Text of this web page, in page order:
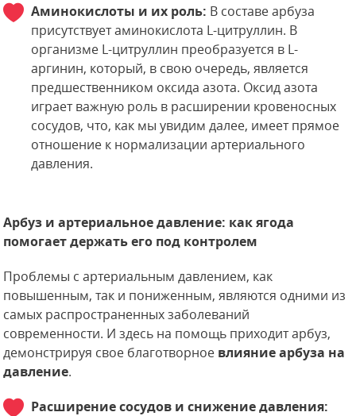
Аминокислоты и их роль: В составе арбуза
присутствует аминокислота L-цитруллин. В
организме L-цитруллин преобразуется в L-
аргинин, который, в свою очередь, является
предшественником оксида азота. Оксид азота
играет важную роль в расширении кровеносных
сосудов, что, как мы увидим далее, имеет прямое
отношение к нормализации артериального
давления.
Арбуз и артериальное давление: как ягода
помогает держать его под контролем
Проблемы с артериальным давлением, как
повышенным, так и пониженным, являются одними из
самых распространенных заболеваний
современности. И здесь на помощь приходит арбуз,
демонстрируя свое благотворное влияние арбуза на
давление.
Расширение сосудов и снижение давления: